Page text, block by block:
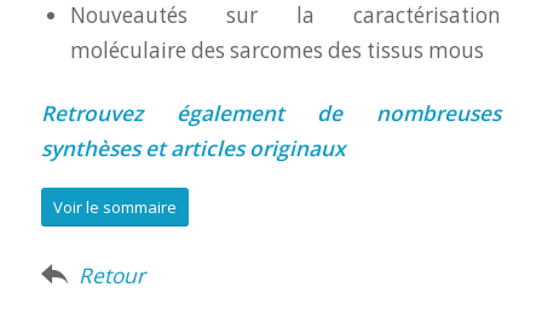
Nouveautés sur la caractérisation
moléculaire des sarcomes des tissus mous
Retrouvez également de nombreuses
synthèses et articles originaux
Voir le sommaire
Retour